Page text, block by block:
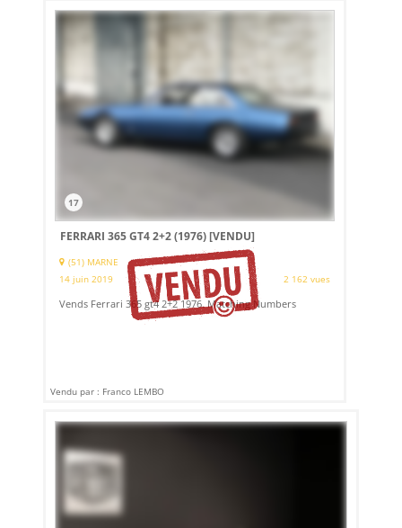
17
FERRARI 365 GT4 2+2 (1976)[VENDU]
(51) MARNE
14 juin 2019
2 162 vues
Vends Ferrari 365 gt4 2+2 1976. Matching Numbers
Vendu par : Franco LEMBO